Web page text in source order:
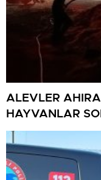
ALEVLER
HAYVANLAR